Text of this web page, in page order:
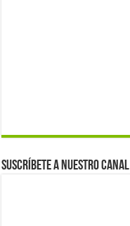
Suscríbete a nuestro canal